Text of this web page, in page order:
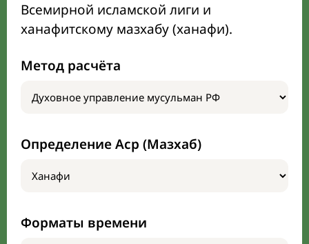
Всемирной исламской лиги и
ханафитскому мазхабу (ханафи).
Метод расчёта
Определение Аср (Мазхаб)
Форматы времени